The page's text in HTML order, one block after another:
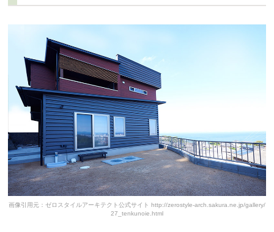
画像引用元：ゼロスタイルアーキテクト公式サイト http://zerostyle-arch.sakura.ne.jp/gallery/
27_tenkunoie.html